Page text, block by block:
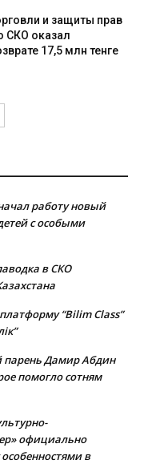
и защиты прав
СКО оказал
17,5 млн тенге
работу новый
с особыми
в СКО
“Bilim Class”
парень Дамир Абдин
помогло сотням
официально
в